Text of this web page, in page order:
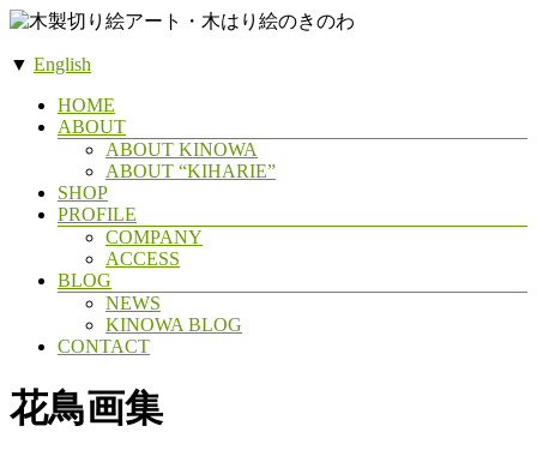
コ
テ
り
絵
▼ English
HOME
ABOUT
ABOUT KINOWA
ABOUT “KIHARIE”
SHOP
PROFILE
COMPANY
ACCESS
BLOG
NEWS
KINOWA BLOG
CONTACT
花鳥画集